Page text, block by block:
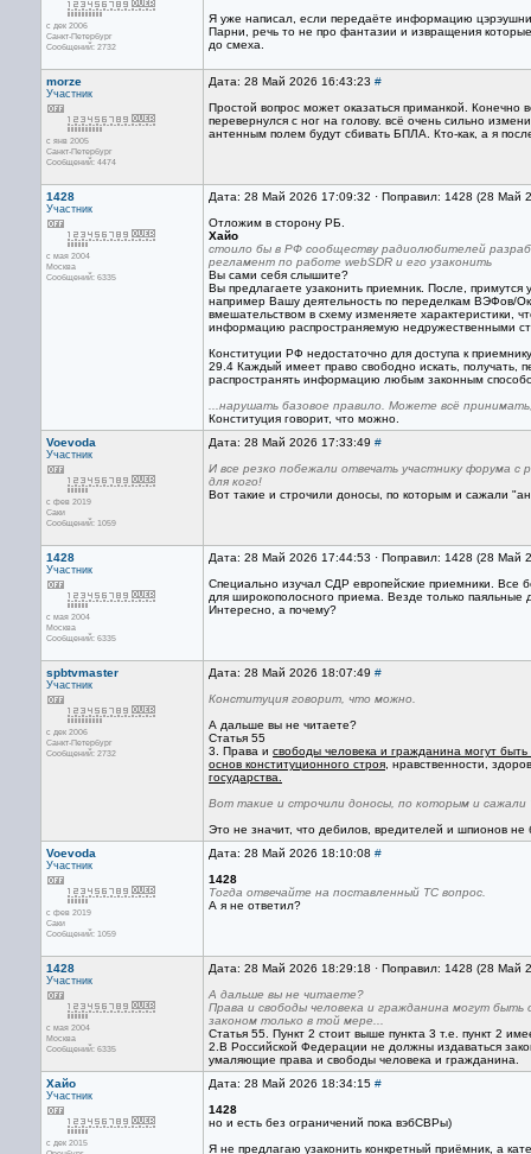
с дек 2006
Санкт-Петербург
Сообщений: 2732
Я уже написал, если передаёте информацию
Парни, речь то не про фантазии и извращения
до смеха.
morze
Участник
с янв 2005
Санкт-Петербург
Сообщений: 4474
Дата: 28 Май 2026 16:43:23 #
Простой вопрос может оказаться приманкой. Конечно
перевернулся с ног на голову. всё очень сильно
антенным полем будут сбивать БПЛА. Кто-как, а я
1428
Участник
с мая 2004
Москва
Сообщений: 6335
Дата: 28 Май 2026 17:09:32 · Поправил: 1428 (28 Май
Отложим в сторону РБ.
Хайо
стоило бы в РФ сообществу радиолюбителей
регламент по работе webSDR и его узаконить
Вы сами себя слышите?
Вы предлагаете узаконить приемник. После, примутся
например Вашу деятельность по переделкам ВЭФов/
вмешательством в схему изменяете характеристики,
информацию распространяемую недружественными
Конституции РФ недостаточно для доступа к
29.4 Каждый имеет право свободно искать, получать,
распространять информацию любым законным
...нарушать базовое правило. Можете всё
Конституция говорит, что можно.
Voevoda
Участник
с фев 2019
Саки
Сообщений: 1059
Дата: 28 Май 2026 17:33:49 #
И все резко побежали отвечать участнику форума
для кого!
Вот такие и строчили доносы, по которым и сажали
1428
Участник
с мая 2004
Москва
Сообщений: 6335
Дата: 28 Май 2026 17:44:53 · Поправил: 1428 (28 Май
Специально изучал СДР европейские приемники. Все
для широкополосного приема. Везде только
Интересно, а почему?
spbtvmaster
Участник
с дек 2006
Санкт-Петербург
Сообщений: 2732
Дата: 28 Май 2026 18:07:49 #
Конституция говорит, что можно.
А дальше вы не читаете?
Статья 55
3. Права и свободы человека и гражданина могут
основ конституционного строя , нравственности,
государства.
Вот такие и строчили доносы, по которым и сажали
Это не значит, что дебилов, вредителей и шпионов не
Voevoda
Участник
с фев 2019
Саки
Сообщений: 1059
Дата: 28 Май 2026 18:10:08 #
1428
Тогда отвечайте на поставленный ТС вопрос.
А я не ответил?
1428
Участник
с мая 2004
Москва
Сообщений: 6335
Дата: 28 Май 2026 18:29:18 · Поправил: 1428 (28 Май
А дальше вы не читаете?
Права и свободы человека и гражданина могут
законом только в той мере...
Статья 55. Пункт 2 стоит выше пункта 3 т.е. пункт 2
2.В Российской Федерации не должны издаваться
умаляющие права и свободы человека и гражданина.
Хайо
Участник
с дек 2015
Дата: 28 Май 2026 18:34:15 #
1428
но и есть без ограничений пока вэбСВРы)
Я не предлагаю узаконить конкретный приёмник, а